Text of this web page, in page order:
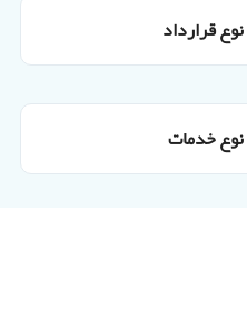
نوع قرارداد
نوع خدمات